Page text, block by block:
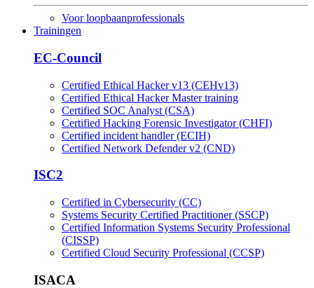
Voor loopbaanprofessionals
Trainingen
EC-Council
Certified Ethical Hacker v13 (CEHv13)
Certified Ethical Hacker Master training
Certified SOC Analyst (CSA)
Certified Hacking Forensic Investigator (CHFI)
Certified incident handler (ECIH)
Certified Network Defender v2 (CND)
ISC2
Certified in Cybersecurity (CC)
Systems Security Certified Practitioner (SSCP)
Certified Information Systems Security Professional
(CISSP)
Certified Cloud Security Professional (CCSP)
ISACA